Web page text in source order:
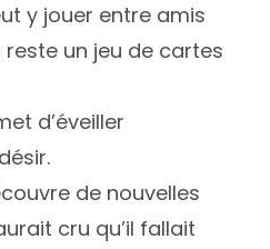
y jouer entre amis
un jeu de cartes
d’éveiller
de nouvelles
cru qu’il fallait